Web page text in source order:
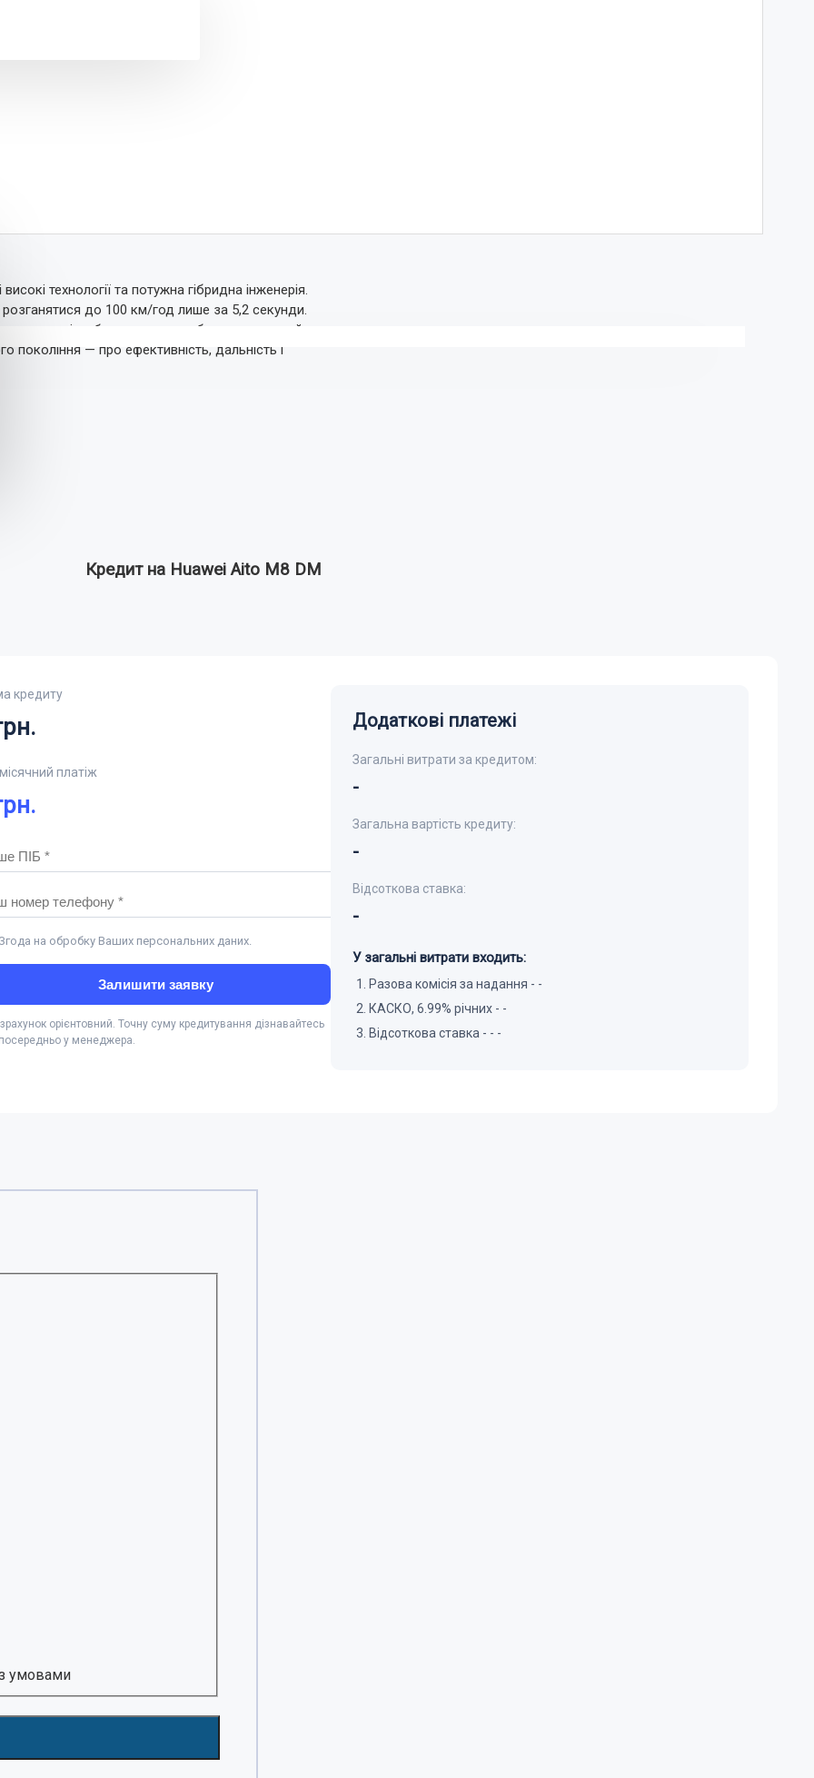
технології та потужна гібридна інженерія.
до 100 км/год лише за 5,2 секунди.
забезпечуючи свободу подорожей
— про ефективність, дальність і
звичайний текст.
Кредит на Huawei Aito M8 DM
кредиту
платіж
Згода на обробку Ваших персональних даних.
Залишити заявку
орієнтовний. Точну суму кредитування дізнавайтесь
у менеджера.
Додаткові платежі
Загальні витрати за кредитом:
-
Загальна вартість кредиту:
-
Відсоткова ставка:
-
У загальні витрати входить:
Разова комісія за надання - -
КАСКО, 6.99% річних - -
Відсоткова ставка - - -
з умовами